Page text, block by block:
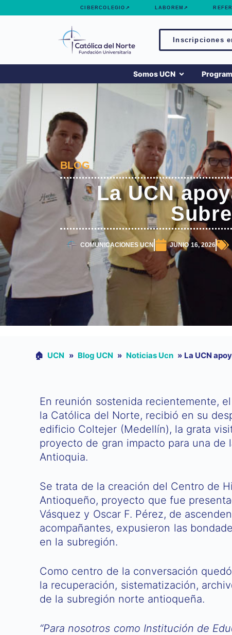
CIBERCOLEGIO↗ LABOREM↗
Inscripciones
Somos UCN
BLOG
La UCN
COMUNICACIONES UCN JUNIO 16, 2026
🏠︎ UCN » Blog UCN » Noticias Ucn » La UCN
En reunión sostenida recientemente,
la Católica del Norte, recibió en su
edificio Coltejer (Medellín), la grata
proyecto de gran impacto para una
Antioquia.
Se trata de la creación del Centro de
Antioqueño, proyecto que fue
Vásquez y Oscar F. Pérez, de
acompañantes, expusieron las
en la subregión.
Como centro de la conversación
la recuperación, sistematización,
de la subregión norte antioqueña.
“Para nosotros como Institución de